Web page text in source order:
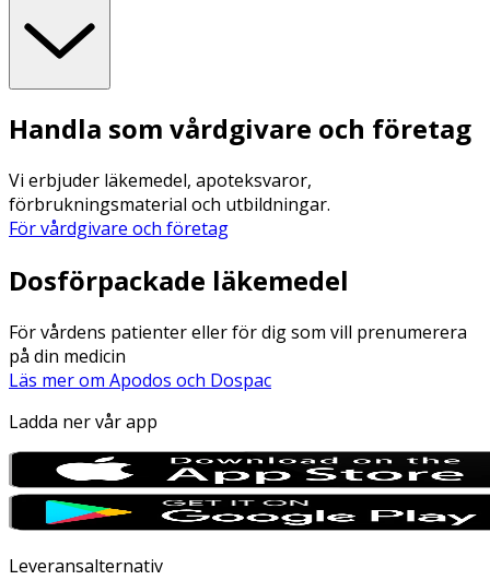
Handla som vårdgivare och företag
Vi erbjuder läkemedel, apoteksvaror,
förbrukningsmaterial och utbildningar.
För vårdgivare och företag
Dosförpackade läkemedel
För vårdens patienter eller för dig som vill prenumerera
på din medicin
Läs mer om Apodos och Dospac
Ladda ner vår app
Leveransalternativ